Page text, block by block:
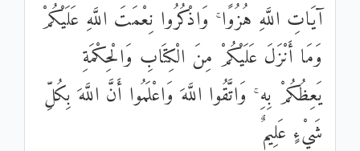
آيَاتِ اللَّهِ هُزُوًا ۚ وَاذْكُرُوا نِعْمَتَ اللَّهِ عَلَيْكُمْ
وَمَا أَنْزَلَ عَلَيْكُمْ مِنَ الْكِتَابِ وَالْحِكْمَةِ
يَعِظُكُمْ بِهِ ۚ وَاتَّقُوا اللَّهَ وَاعْلَمُوا أَنَّ اللَّهَ بِكُلِّ
شَيْءٍ عَلِيمٌ